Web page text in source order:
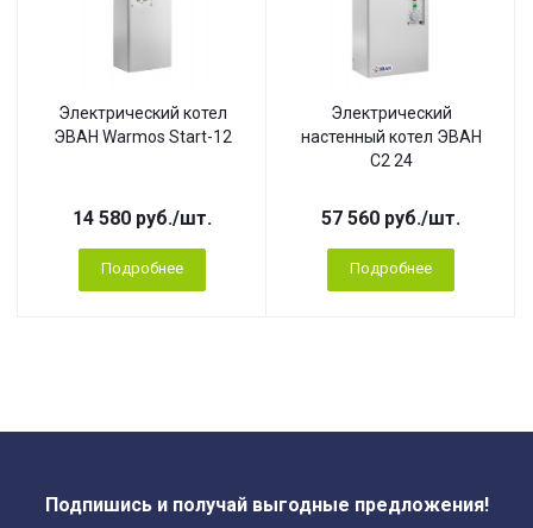
Электрический котел
ЭВАН Warmos Start-12
14 580 руб./шт.
Подробнее
Электрический
настенный котел ЭВАН
С2 24
57 560 руб./шт.
Подробнее
Подпишись и получай выгодные предложения!